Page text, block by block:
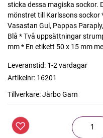
sticka dessa magiska sockor.
mönstret till Karlssons sockor
Vasastan Gul, Pappas
Blå * Två uppsättningar
mm * En etikett 50 x 15 mm
Leveranstid: 1-2 vardagar
Artikelnr: 16201
Tillverkare:Järbo Garn